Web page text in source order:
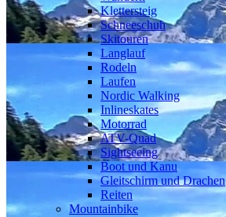
Klettersteig
Schneeschuh
Skitouren
Langlauf
Rodeln
Laufen
Nordic Walking
Inlineskates
Motorrad
ATV-Quad
Sightseeing
Boot und Kanu
Gleitschirm und Drachen
Reiten
Mountainbike